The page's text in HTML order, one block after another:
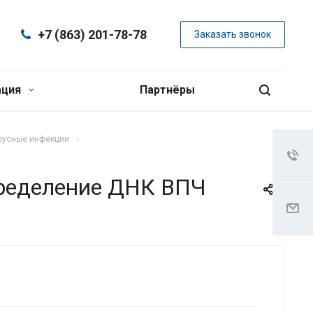
+7 (863) 201-78-78 Заказать звонок
Партнёры
инфекции
ДНК ВПЧ